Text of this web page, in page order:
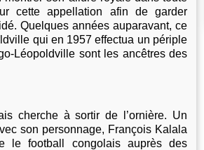
cette appellation afin de garder
Quelques années auparavant, ce
qui en 1957 effectua un périple
Léopoldville sont les ancêtres des
cherche à sortir de l’ornière. Un
son personnage, François Kalala
le football congolais auprès des